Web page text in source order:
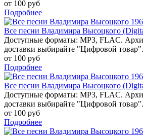
от 100 руб
Подробнее
Все песни Владимира Высоцкого
Доступные форматы: MP3, FLAC.
доставки выбирайте "Цифровой
от 100 руб
Подробнее
Все песни Владимира Высоцкого
Доступные форматы: MP3, FLAC.
доставки выбирайте "Цифровой
от 100 руб
Подробнее